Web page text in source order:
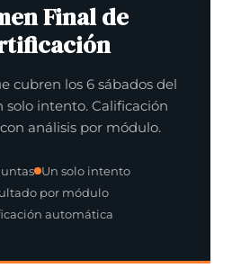
Final de
cubren los 6 sábados del
solo intento. Calificación
análisis por módulo.
Un solo intento
por módulo
automática